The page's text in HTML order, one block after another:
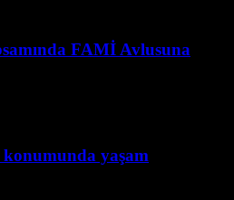
FAMİ Avlusuna
yaşam